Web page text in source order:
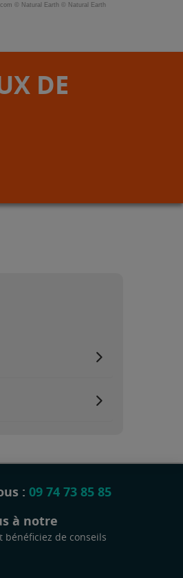
© Natural Earth © Natural Earth
DE
: 09 74 73 85 85
à notre
bénéficiez de conseils